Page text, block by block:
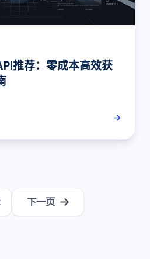
推荐：零成本高效获
下一页